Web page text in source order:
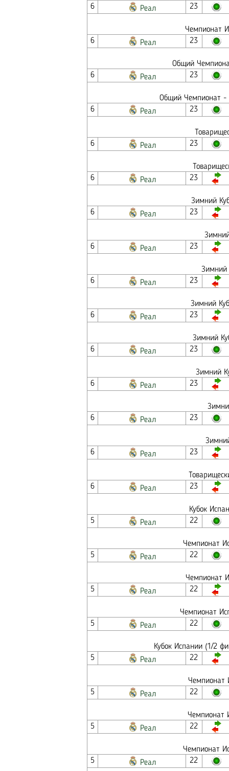
6
Реал 23
Чемпионат
6
Реал 23
Общий
6
Реал 23
Общий Чемпионат -
6
Реал 23
6
Реал 23
6
Реал 23
Зимний
6
Реал 23
6
Реал 23
Зимний
6
Реал 23
Зимний
6
Реал 23
Зимний
6
Реал 23
Зимний
6
Реал 23
6
Реал 23
6
Реал 23
6
Реал 23
Кубок
5
Реал 22
Чемпионат
5
Реал 22
Чемпионат
5
Реал 22
Чемпионат
5
Реал 22
Кубок Испании (1/2
5
Реал 22
Чемпионат
5
Реал 22
Чемпионат
5
Реал 22
Чемпионат
5
Реал 22